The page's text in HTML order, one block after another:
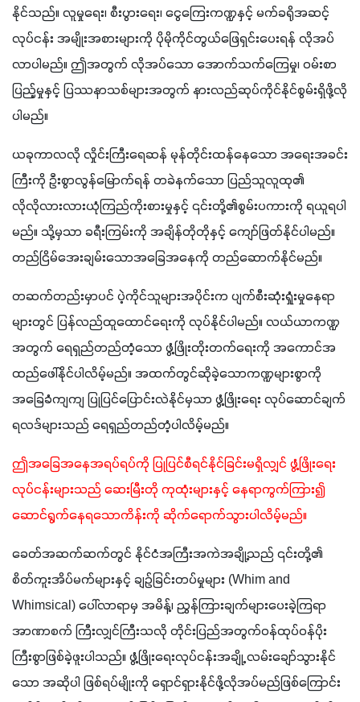
နိုင်သည်။ လူမှုရေး၊ စီးပွားရေး၊ ငွေကြေးကဏ္ဍနှင့် မက်ခရိုအဆင့်
လုပ်ငန်း အမျိုးအစားများကို ပိုမိုကိုင်တွယ်ဖြေရှင်းပေးရန် လိုအပ်
လာပါမည်။ ဤအတွက် လိုအပ်သော အောက်သက်ကြေမှု၊ ဝမ်းစာ
ပြည့်မှုနှင့် ပြဿနာသစ်များအတွက် နားလည်ဆုပ်ကိုင်နိုင်စွမ်းရှိဖို့လို
ပါမည်။
ယခုကာလလို လှိုင်းကြီးရေဆန် မုန်တိုင်းထန်နေသော အရေးအခင်း
ကြီးကို ဦးစွာလွန်မြောက်ရန် တခဲနက်သော ပြည်သူလူထု၏
လိုလိုလားလားယုံကြည်ကိုးစားမှုနှင့် ၎င်းတို့၏စွမ်းပကားကို ရယူရပါ
မည်။ သို့မှသာ ခရီးကြမ်းကို အချိန်တိုတိုနှင့် ကျော်ဖြတ်နိုင်ပါမည်။
တည်ငြိမ်အေးချမ်းသောအခြေအနေကို တည်ဆောက်နိုင်မည်။
တဆက်တည်းမှာပင် ပဲ့ကိုင်သူများအပိုင်းက ပျက်စီးဆုံးရှုံးမှုနေရာ
များတွင် ပြန်လည်ထူထောင်ရေးကို လုပ်နိုင်ပါမည်။ လယ်ယာကဏ္ဍ
အတွက် ရေရှည်တည်တံ့သော ဖွံ့ဖြိုးတိုးတက်ရေးကို အကောင်အ
ထည်ဖေါ်နိုင်ပါလိမ့်မည်။ အထက်တွင်ဆိုခဲ့သောကဏ္ဍများစွာကို
အခြေခံကျကျ ပြုပြင်ပြောင်းလဲနိုင်မှသာ ဖွံ့ဖြိုးရေး လုပ်ဆောင်ချက်
ရလဒ်များသည် ရေရှည်တည်တံ့ပါလိမ့်မည်။
ဤအခြေအနေအရပ်ရပ်ကို ပြုပြင်စီရင်နိုင်ခြင်းမရှိလျှင် ဖွံ့ဖြိုးရေး
လုပ်ငန်းများသည် ဆေးမြီးတို ကုထုံးများနှင့် နေရာကွက်ကြား၍
ဆောင်ရွက်နေရသောကိန်းကို ဆိုက်ရောက်သွားပါလိမ့်မည်။
ခေတ်အဆက်ဆက်တွင် နိုင်ငံအကြီးအကဲအချို့သည် ၎င်းတို့၏
စိတ်ကူးအိပ်မက်များနှင့် ချဉ်ခြင်းတပ်မှုများ (Whim and
Whimsical) ပေါ်လာရာမှ အမိန့်၊ ညွှန်ကြားချက်များပေးခဲ့ကြရာ
အာဏာစက် ကြီးလျှင်ကြီးသလို တိုင်းပြည်အတွက်ဝန်ထုပ်ဝန်ပိုး
ကြီးစွာဖြစ်ခဲ့ဖူးပါသည်။ ဖွံ့ဖြိုးရေးလုပ်ငန်းအချို့ လမ်းချော်သွားနိုင်
သော အဆိုပါ ဖြစ်ရပ်မျိုးကို ရှောင်ရှားနိုင်ဖို့လိုအပ်မည်ဖြစ်ကြောင်း